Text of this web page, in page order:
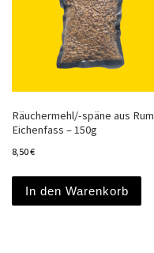
Räuchermehl/-späne aus Rum
Eichenfass – 150g
8,50€
In den Warenkorb